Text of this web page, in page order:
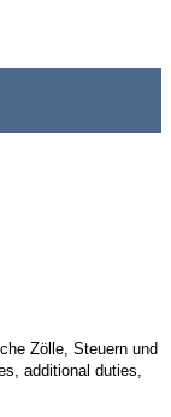
Zölle, Steuern und
additional duties,